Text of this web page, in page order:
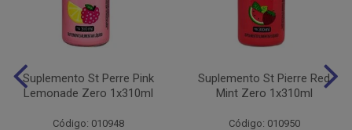
Suplemento St Perre Pink
Lemonade Zero 1x310ml
Código: 010948
Suplemento St Pierre Red
Mint Zero 1x310ml
Código: 010950